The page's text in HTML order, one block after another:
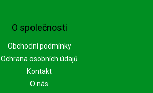
O společnosti
Obchodní podmínky
Ochrana osobních údajů
Kontakt
O nás